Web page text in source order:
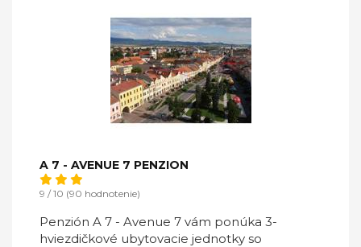
A 7 - AVENUE 7 PENZION
9 / 10 (90 hodnotenie)
Penzión A 7 - Avenue 7 vám ponúka 3-
hviezdičkové ubytovacie jednotky so